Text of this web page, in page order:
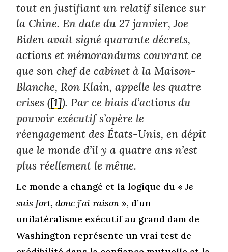
tout en justifiant un relatif silence sur
la Chine. En date du 27 janvier, Joe
Biden avait signé quarante décrets,
actions et mémorandums couvrant ce
que son chef de cabinet à la Maison-
Blanche, Ron Klain, appelle les quatre
crises ([1]). Par ce biais d’actions du
pouvoir exécutif s’opère le
réengagement des États-Unis, en dépit
que le monde d’il y a quatre ans n’est
plus réellement le même.
Le monde a changé et la logique du «Je
suis fort, donc j’ai raison », d’un
unilatéralisme exécutif au grand dam de
Washington représente un vrai test de